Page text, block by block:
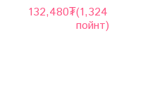
132,480₮(1,324
пойнт)